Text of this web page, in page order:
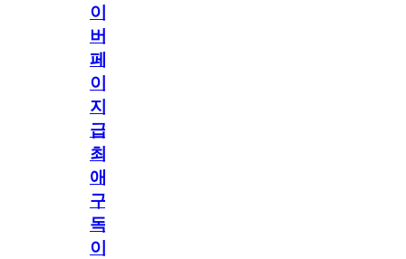
이
버
페
이
지
급!
최
애
구
독
이